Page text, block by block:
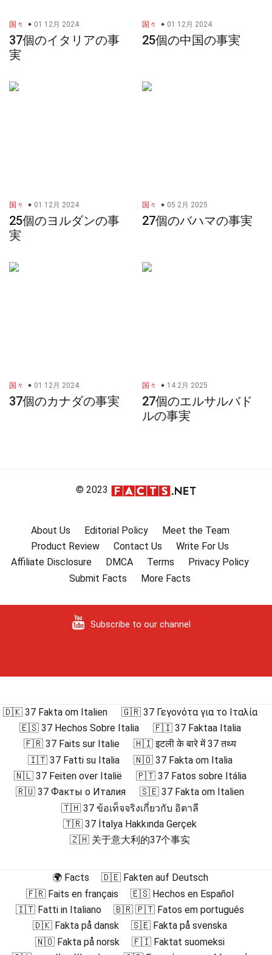
国々 01 12月 2024
37個のイタリアの事
実
国々 01 12月 2024
25個の中国の事実
国々 01 12月 2024
25個のヨルダンの事
実
国々 05 2月 2025
27個のバハマの事実
国々 01 12月 2024
37個のカナダの事実
国々 14 2月 2025
27個のエルサルバド
ルの事実
© 2023
About Us Editorial Policy
Meet the Team
Product Review
Contact Us
Write For Us
Affiliate Disclosure
DMCA Terms
Privacy Policy
Submit Facts
More Facts
Subscribe to our channel
🇩🇰 37 Fakta om Italien
🇬🇷 37 Γεγονότα για το Ιταλία
🇪🇸 37 Hechos Sobre Italia
🇫🇮 37 Faktaa Italia
🇫🇷 37 Faits sur Italie
🇭🇮 इटली के बारे में 37 तथ्य
🇮🇹 37 Fatti su Italia
🇳🇴 37 Fakta om Italia
🇳🇱 37 Feiten over Italië
🇵🇹 37 Fatos sobre Itália
🇷🇺 37 Факты о Италия
🇸🇪 37 Fakta om Italien
🇹🇭 37 ข้อเท็จจริงเกี่ยวกับ อิตาลี
🇹🇷 37 İtalya Hakkında Gerçek
🇿🇭 关于意大利的37个事实
🌍 Facts
🇩🇪 Fakten auf Deutsch
🇫🇷 Faits en français
🇪🇸 Hechos en Español
🇮🇹 Fatti in Italiano
🇧🇷 🇵🇹 Fatos em português
🇩🇰 Fakta på dansk
🇸🇪 Fakta på svenska
🇳🇴 Fakta på norsk
🇫🇮 Faktat suomeksi